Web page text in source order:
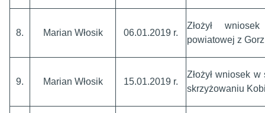
8. Marian Włosik 06.01.2019 r.
Złożył
powiatowej z
9. Marian Włosik 15.01.2019 r.
Złożył wniosek
skrzyżowaniu